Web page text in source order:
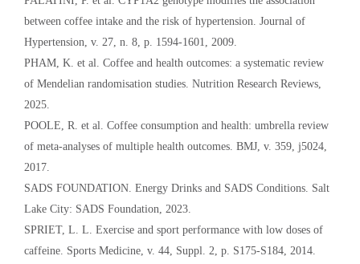
between coffee intake and the risk of hypertension. Journal of
Hypertension, v. 27, n. 8, p. 1594-1601, 2009.
PHAM, K. et al. Coffee and health outcomes: a systematic review
of Mendelian randomisation studies. Nutrition Research Reviews,
2025.
POOLE, R. et al. Coffee consumption and health: umbrella review
of meta-analyses of multiple health outcomes. BMJ, v. 359, j5024,
2017.
SADS FOUNDATION. Energy Drinks and SADS Conditions. Salt
Lake City: SADS Foundation, 2023.
SPRIET, L. L. Exercise and sport performance with low doses of
caffeine. Sports Medicine, v. 44, Suppl. 2, p. S175-S184, 2014.